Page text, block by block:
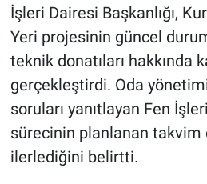
İşleri Dairesi Başkanlığı,
Yeri projesinin güncel
teknik donatıları hakkında
gerçekleştirdi. Oda
soruları yanıtlayan Fen
sürecinin planlanan takvim
ilerlediğini belirtti.